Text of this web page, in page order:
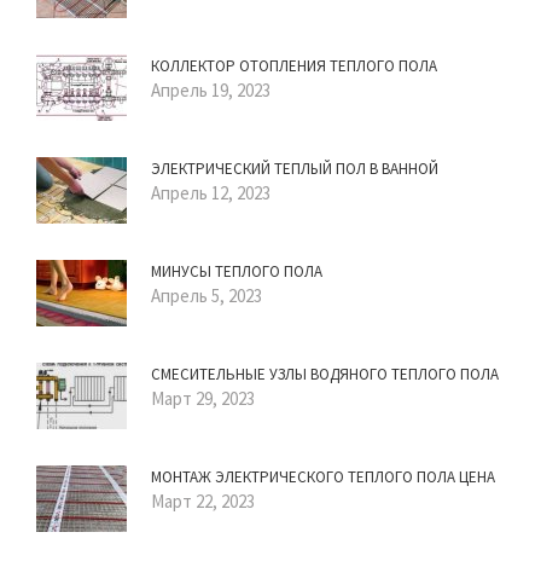
КОЛЛЕКТОР ОТОПЛЕНИЯ ТЕПЛОГО ПОЛА
Апрель 19, 2023
ЭЛЕКТРИЧЕСКИЙ ТЕПЛЫЙ ПОЛ В ВАННОЙ
Апрель 12, 2023
МИНУСЫ ТЕПЛОГО ПОЛА
Апрель 5, 2023
СМЕСИТЕЛЬНЫЕ УЗЛЫ ВОДЯНОГО ТЕПЛОГО ПОЛА
Март 29, 2023
МОНТАЖ ЭЛЕКТРИЧЕСКОГО ТЕПЛОГО ПОЛА ЦЕНА
Март 22, 2023